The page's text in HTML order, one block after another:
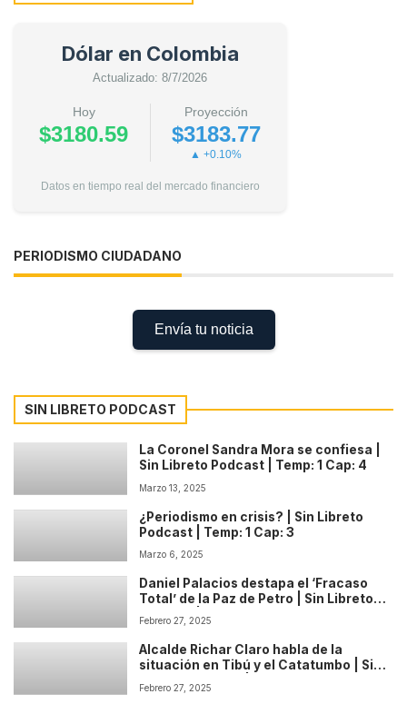
Dólar en Colombia
Actualizado: 8/7/2026
Hoy
$3180.59
Proyección
$3183.77
▲ +0.10%
Datos en tiempo real del mercado financiero
PERIODISMO CIUDADANO
Envía tu noticia
SIN LIBRETO PODCAST
La Coronel Sandra Mora se confiesa |
Sin Libreto Podcast | Temp: 1 Cap: 4
Marzo 13, 2025
¿Periodismo en crisis? | Sin Libreto
Podcast | Temp: 1 Cap: 3
Marzo 6, 2025
Daniel Palacios destapa el ‘Fracaso
Total’ de la Paz de Petro | Sin Libreto
Podcast | Temp: 1 Cap: 2
Febrero 27, 2025
Alcalde Richar Claro habla de la
situación en Tibú y el Catatumbo | Sin
Libreto Podcast | Temp: 1 Cap: 1
Febrero 27, 2025